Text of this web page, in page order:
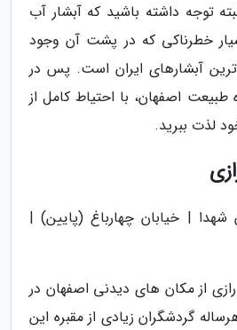
توجه داشته باشید که آبشار آب
خطرناکی که در پشت آن وجود
آبشارهای ایران است. پس در
طبیعت اصفهان، با احتیاط کامل از
لذت ببرید.
شهدا | خیابان چهارباغ (پایین) |
از مکان های دیدنی اصفهان در
گردشگران زیادی از مقبره این